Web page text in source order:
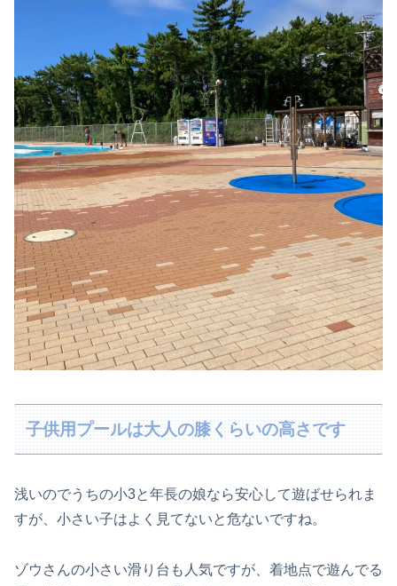
子供用プールは大人の膝くらいの高さです
浅いのでうちの小3と年長の娘なら安心して遊ばせられま
すが、小さい子はよく見てないと危ないですね。
ゾウさんの小さい滑り台も人気ですが、着地点で遊んでる